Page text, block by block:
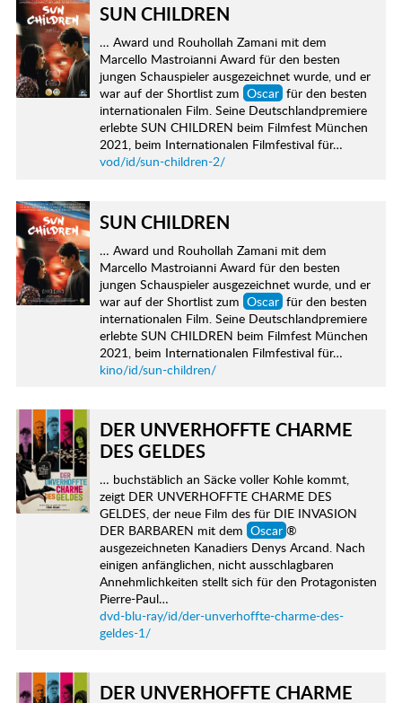
SUN CHILDREN
… Award und Rouhollah Zamani mit dem
Marcello Mastroianni Award für den besten
jungen Schauspieler ausgezeichnet wurde, und er
war auf der Shortlist zum Oscar für den besten
internationalen Film. Seine Deutschlandpremiere
erlebte SUN CHILDREN beim Filmfest München
2021, beim Internationalen Filmfestival für…
vod/id/sun-children-2/
SUN CHILDREN
… Award und Rouhollah Zamani mit dem
Marcello Mastroianni Award für den besten
jungen Schauspieler ausgezeichnet wurde, und er
war auf der Shortlist zum Oscar für den besten
internationalen Film. Seine Deutschlandpremiere
erlebte SUN CHILDREN beim Filmfest München
2021, beim Internationalen Filmfestival für…
kino/id/sun-children/
DER UNVERHOFFTE CHARME
DES GELDES
… buchstäblich an Säcke voller Kohle kommt,
zeigt DER UNVERHOFFTE CHARME DES
GELDES, der neue Film des für DIE INVASION
DER BARBAREN mit dem Oscar ®
ausgezeichneten Kanadiers Denys Arcand. Nach
einigen anfänglichen, nicht ausschlagbaren
Annehmlichkeiten stellt sich für den Protagonisten
Pierre-Paul…
dvd-blu-ray/id/der-unverhoffte-charme-des-
geldes-1/
DER UNVERHOFFTE CHARME